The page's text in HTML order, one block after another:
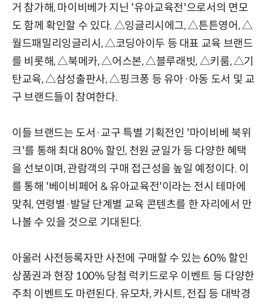
거 참가해, 마이비베가 지닌 '유아교육전'으로서의 면모
도 함께 확인할 수 있다. △잉글리시에그, △튼튼영어, △
월드패밀리잉글리시, △코딩아이두 등 대표 교육 브랜드
를 비롯해, △북메카, △어스본, △블루래빗, △키룸, △기
탄교육, △삼성출판사, △핑크퐁 등 유아·아동 도서 및 교
구 브랜드들이 참여한다.
이들 브랜드는 도서·교구 특별 기획전인 '마이비베 북위
크'를 통해 최대 80% 할인, 천원 균일가 등 다양한 혜택
을 선보이며, 관람객의 구매 접근성을 높일 예정이다. 이
를 통해 '베이비페어 & 유아교육전'이라는 전시 테마에
맞춰, 연령별·발달 단계별 교육 콘텐츠를 한 자리에서 만
나볼 수 있을 것으로 기대된다.
아울러 사전등록자만 사전에 구매할 수 있는 60% 할인
상품권과 현장 100% 당첨 럭키드로우 이벤트 등 다양한
주최 이벤트도 마련된다. 유모차, 카시트, 전집 등 대박경